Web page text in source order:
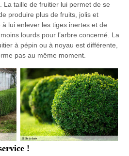
La taille de fruitier lui permet de se
produire plus de fruits, jolis et
lui enlever les tiges inertes et de
lourds pour l’arbre concerné. La
à pépin ou à noyau est différente,
pas au même moment.
!